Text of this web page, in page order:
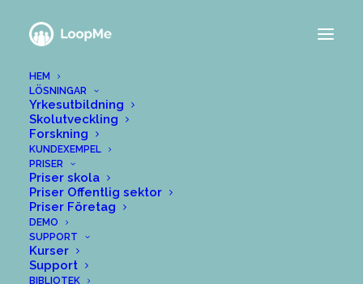
HEM
LÖSNINGAR
Yrkesutbildning
Skolutveckling
Forskning
KUNDEXEMPEL
PRISER
Priser skola
Priser Offentlig sektor
Priser Företag
DEMO
SUPPORT
Kurser
Support
BIBLIOTEK